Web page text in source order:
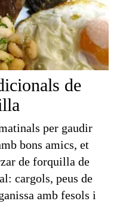
de
per gaudir
bons amics, et
de forquilla de
cargols, peus de
amb fesols i